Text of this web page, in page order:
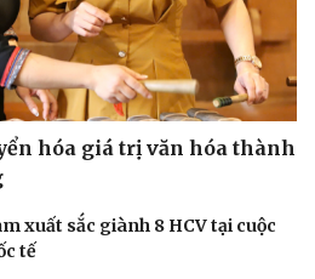
hóa giá trị văn hóa thành
xuất sắc giành 8 HCV tại cuộc
tế